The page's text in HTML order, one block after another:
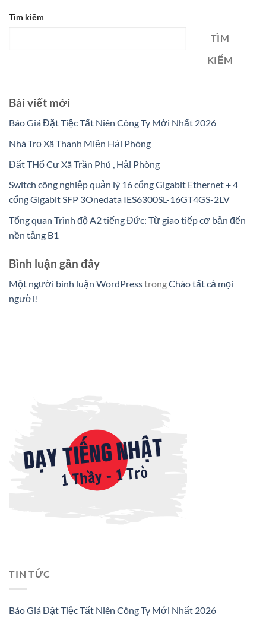
Tìm kiếm
TÌM
KIẾM
Bài viết mới
Báo Giá Đặt Tiệc Tất Niên Công Ty Mới Nhất 2026
Nhà Trọ Xã Thanh Miện Hải Phòng
Đất THổ Cư Xã Trần Phú , Hải Phòng
Switch công nghiệp quản lý 16 cổng Gigabit Ethernet + 4
cổng Gigabit SFP 3Onedata IES6300SL-16GT4GS-2LV
Tổng quan Trình độ A2 tiếng Đức: Từ giao tiếp cơ bản đến
nền tảng B1
Bình luận gần đây
Một người bình luận WordPresstrongChào tất cả mọi
người!
TIN TỨC
Báo Giá Đặt Tiệc Tất Niên Công Ty Mới Nhất 2026